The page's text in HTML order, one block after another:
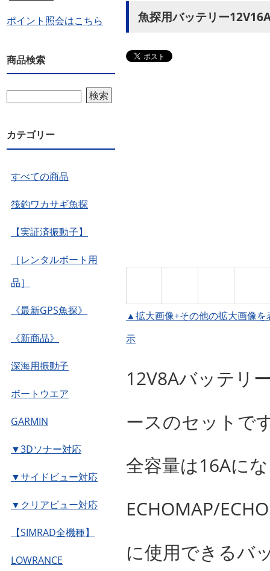
ポイント照会はこちら
商品検索
検索
カテゴリー
すべての商品
筏釣ワカサギ魚探
【実証済振動子】
［レンタルボート用
品］
《最新GPS魚探》
《新商品》
深海用振動子
ボートウエア
GARMIN
▼3Dソナー対応
▼サイドビュー対応
▼クリアビュー対応
【SIMRAD全機種】
LOWRANCE
魚探用バッテリー
▲拡大画像+その他の拡大画像を
示
12V8Aバッテリ
ースのセットで
全容量は16Aに
ECHOMAP/
に使用できるバ